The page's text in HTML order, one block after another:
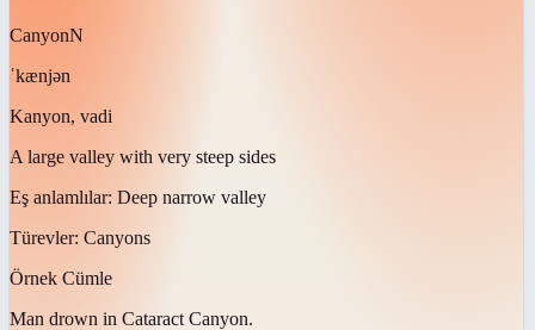
CanyonN
ˈkænjən
Kanyon, vadi
A large valley with very steep sides
Eş anlamlılar: Deep narrow valley
Türevler: Canyons
Örnek Cümle
Man drown in Cataract Canyon.